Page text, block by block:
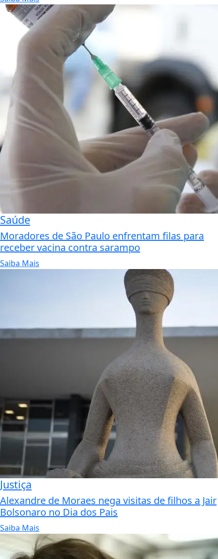
Saúde
Moradores de São Paulo enfrentam filas para
receber vacina contra sarampo
Saiba Mais
Justiça
Alexandre de Moraes nega visitas de filhos a Jair
Bolsonaro no Dia dos Pais
Saiba Mais